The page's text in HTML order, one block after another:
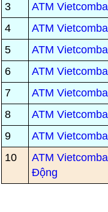
3
ATM
4
ATM
5
ATM
6
ATM
7
ATM
8
ATM
9
ATM
10
ATM
Động